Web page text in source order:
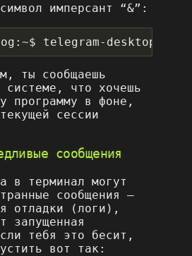
имперсант “&”:
telegram-desktop
ты сообщаешь
системе, что хочешь
программу в фоне,
сессии
сообщения
в терминал могут
сообщения –
отладки (логи),
запущенная
тебя это бесит,
вот так: